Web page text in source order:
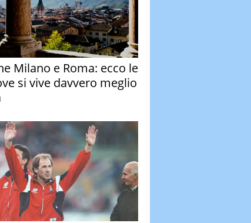
Milano e Roma: ecco le
si vive davvero meglio